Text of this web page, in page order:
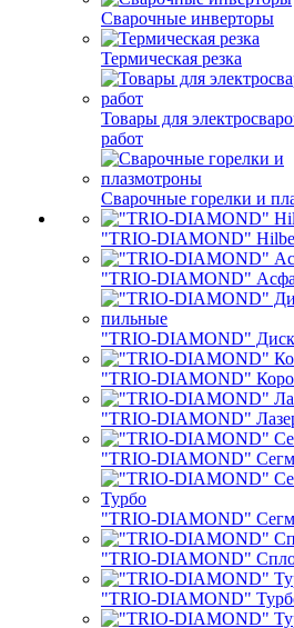
Сварочные инверторы
Термическая резка
Товары для
работ
Сварочные горелки и
"TRIO-DIAMOND"
"TRIO-DIAMOND"
"TRIO-DIAMOND"
"TRIO-DIAMOND"
"TRIO-DIAMOND"
"TRIO-DIAMOND"
"TRIO-DIAMOND"
"TRIO-DIAMOND"
"TRIO-DIAMOND"